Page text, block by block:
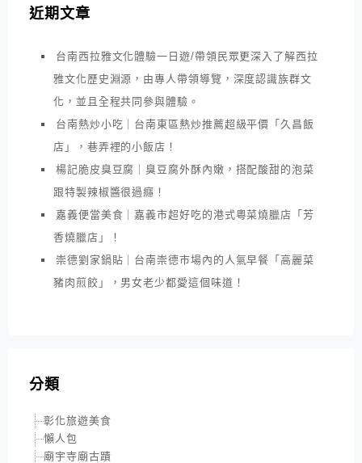
近期文章
台南西拉雅文化體驗一日遊/帶領民眾更深入了解西拉
雅文化歷史淵源，由專人帶領導覽，深度認識族群文
化，並且全程共同參與體驗。
台南熱炒小吃｜台南東區熱炒推薦超級平價「久昌飯
店」，巷弄裡的小飯店！
楊記脆皮臭豆腐｜臭豆腐外酥內嫩，搭配酸甜的泡菜
跟特製辣椒醬很過癮！
嘉義便當美食｜嘉義市超好吃的港式粵菜燒臘店「芳
香燒臘店」！
崇德劉家鍋貼｜台南崇德市場內的人氣早餐「高麗菜
豬肉煎餃」，男女老少都愛這個味道！
分類
彰化旅遊美食
懶人包
廟宇寺廟古蹟